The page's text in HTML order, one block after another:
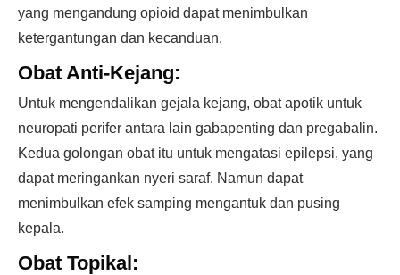
yang mengandung opioid dapat menimbulkan
ketergantungan dan kecanduan.
Obat Anti-Kejang:
Untuk mengendalikan gejala kejang, obat apotik untuk
neuropati perifer antara lain gabapenting dan pregabalin.
Kedua golongan obat itu untuk mengatasi epilepsi, yang
dapat meringankan nyeri saraf. Namun dapat
menimbulkan efek samping mengantuk dan pusing
kepala.
Obat Topikal: